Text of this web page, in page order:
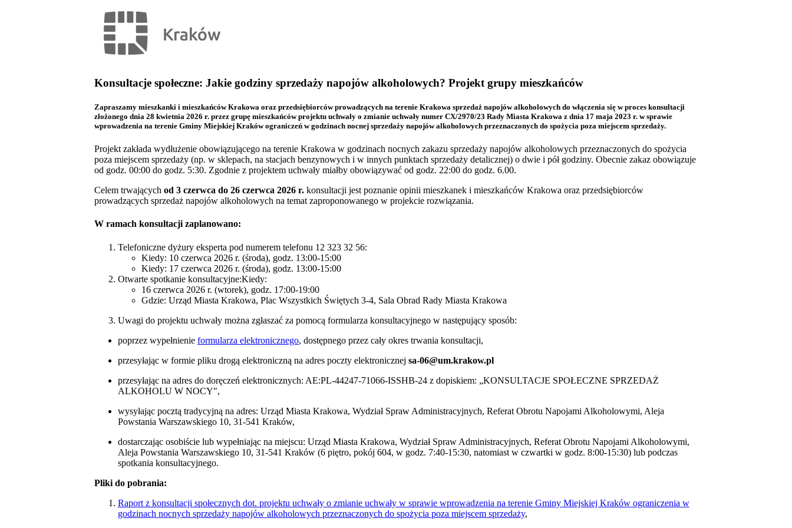
Konsultacje społeczne: Jakie godziny sprzedaży napojów alkoholowych? Projekt grupy mieszkańców
Zapraszamy mieszkanki i mieszkańców Krakowa oraz przedsiębiorców prowadzących na terenie Krakowa sprzedaż napojów alkoholowych do włączenia się w proces konsultacji
złożonego dnia 28 kwietnia 2026 r. przez grupę mieszkańców projektu uchwały o zmianie uchwały numer CX/2970/23 Rady Miasta Krakowa z dnia 17 maja 2023 r. w sprawie
wprowadzenia na terenie Gminy Miejskiej Kraków ograniczeń w godzinach nocnej sprzedaży napojów alkoholowych przeznaczonych do spożycia poza miejscem sprzedaży.
Projekt zakłada wydłużenie obowiązującego na terenie Krakowa w godzinach nocnych zakazu sprzedaży napojów alkoholowych przeznaczonych do spożycia
poza miejscem sprzedaży (np. w sklepach, na stacjach benzynowych i w innych punktach sprzedaży detalicznej) o dwie i pół godziny. Obecnie zakaz obowiązuje
od godz. 00:00 do godz. 5:30. Zgodnie z projektem uchwały miałby obowiązywać od godz. 22:00 do godz. 6.00.
Celem trwających od 3 czerwca do 26 czerwca 2026 r. konsultacji jest poznanie opinii mieszkanek i mieszkańców Krakowa oraz przedsiębiorców
prowadzących sprzedaż napojów alkoholowych na temat zaproponowanego w projekcie rozwiązania.
W ramach konsultacji zaplanowano:
Telefoniczne dyżury eksperta pod numerem telefonu 12 323 32 56:
Kiedy: 10 czerwca 2026 r. (środa), godz. 13:00-15:00
Kiedy: 17 czerwca 2026 r. (środa), godz. 13:00-15:00
Otwarte spotkanie konsultacyjne:Kiedy:
16 czerwca 2026 r. (wtorek), godz. 17:00-19:00
Gdzie: Urząd Miasta Krakowa, Plac Wszystkich Świętych 3-4, Sala Obrad Rady Miasta Krakowa
Uwagi do projektu uchwały można zgłaszać za pomocą formularza konsultacyjnego w następujący sposób:
poprzez wypełnienie formularza elektronicznego, dostępnego przez cały okres trwania konsultacji,
przesyłając w formie pliku drogą elektroniczną na adres poczty elektronicznej sa-06@um.krakow.pl
przesyłając na adres do doręczeń elektronicznych: AE:PL-44247-71066-ISSHB-24 z dopiskiem: „KONSULTACJE SPOŁECZNE SPRZEDAŻ
ALKOHOLU W NOCY",
wysyłając pocztą tradycyjną na adres: Urząd Miasta Krakowa, Wydział Spraw Administracyjnych, Referat Obrotu Napojami Alkoholowymi, Aleja
Powstania Warszawskiego 10, 31-541 Kraków,
dostarczając osobiście lub wypełniając na miejscu: Urząd Miasta Krakowa, Wydział Spraw Administracyjnych, Referat Obrotu Napojami Alkoholowymi,
Aleja Powstania Warszawskiego 10, 31-541 Kraków (6 piętro, pokój 604, w godz. 7:40-15:30, natomiast w czwartki w godz. 8:00-15:30) lub podczas
spotkania konsultacyjnego.
Pliki do pobrania:
Raport z konsultacji społecznych dot. projektu uchwały o zmianie uchwały w sprawie wprowadzenia na terenie Gminy Miejskiej Kraków ograniczenia w
godzinach nocnych sprzedaży napojów alkoholowych przeznaczonych do spożycia poza miejscem sprzedaży,